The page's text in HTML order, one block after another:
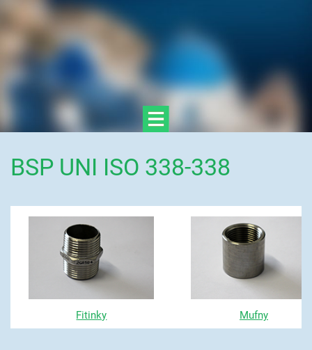
BSP UNI ISO 338-338
Fitinky Mufny